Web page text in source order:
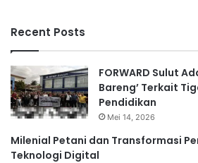
Recent Posts
FORWARD Sulut
Bareng’ Terkait
Pendidikan
Mei 14, 2026
Milenial Petani dan Transformasi
Teknologi Digital